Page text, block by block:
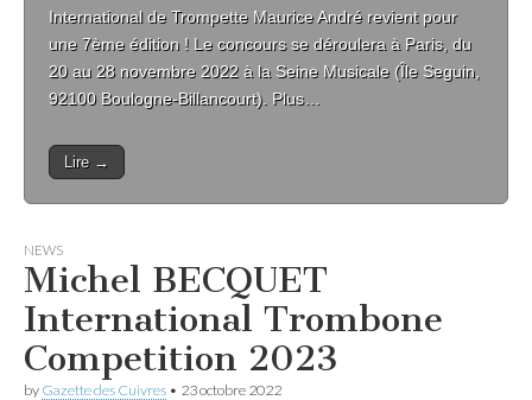
International de Trompette Maurice André revient pour
une 7ème édition ! Le concours se déroulera à Paris, du
20 au 28 novembre 2022 à la Seine Musicale (Île Seguin,
92100 Boulogne-Billancourt). Plus…
Lire →
NEWS
Michel BECQUET
International Trombone
Competition 2023
by Gazette des Cuivres • 23 octobre 2022